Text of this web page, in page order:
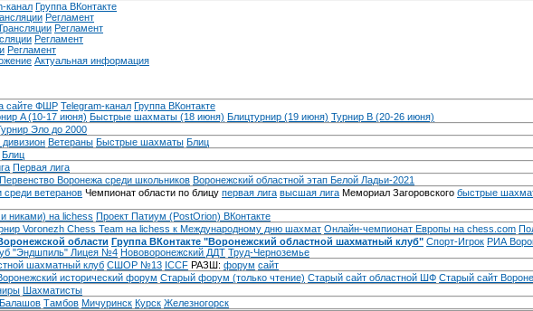
канал Группа ВКонтакте
Регламент
Регламент
Регламент
Регламент
Актуальная информация
сайте ФШР Telegram-канал Группа ВКонтакте
A (10-17 июня) Быстрые шахматы (18 июня) Блицтурнир (19 июня) Турнир B (20-26 июня)
Эло до 2000
дивизион Ветераны Быстрые шахматы Блиц
Блиц
Первая лига
Первенство Воронежа среди школьников Воронежский областной этап Белой Ладьи-2021
среди ветеранов Чемпионат области по блицу первая лига высшая лига Мемориал Загоровского быстрые
никами) на lichess Проект Патиум (PostOrion) ВКонтакте
Voronezh Chess Team на lichess к Международному дню шахмат Онлайн-чемпионат Европы на chess.com
области Группа ВКонтакте "Воронежский областной шахматный клуб" Спорт-Игрок РИА
"Эндшпиль" Лицея №4 Нововоронежский ДДТ Труд-Черноземье
шахматный клуб СШОР №13 ICCF РАЗШ: форум сайт
исторический форум Cтарый форум (только чтение) Старый сайт областной ШФ Старый сайт
Шахматисты
Балашов Тамбов Мичуринск Курск Железногорск